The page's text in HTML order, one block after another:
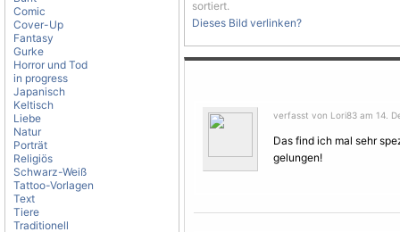
Comic
Cover-Up
Fantasy
Gurke
Horror und Tod
in progress
Japanisch
Keltisch
Liebe
Natur
Porträt
Religiös
Schwarz-Weiß
Tattoo-Vorlagen
Text
Tiere
Traditionell
sortiert.
Dieses Bild verlinken?
verfasst von Lori83 am 14.
Das find ich mal sehr
gelungen!